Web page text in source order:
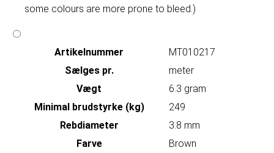
some colours are more prone to bleed.)
Artikelnummer
MT010217
Sælges pr.
meter
Vægt
6.3 gram
Minimal brudstyrke (kg)
249
Rebdiameter
3.8 mm
Farve
Brown